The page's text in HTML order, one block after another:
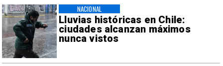
Lluvias históricas en Chile:
ciudades alcanzan máximos
nunca vistos
NACIONAL